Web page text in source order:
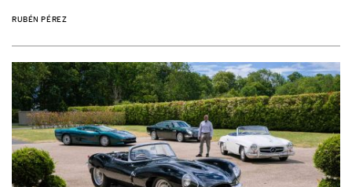
RUBÉN PÉREZ